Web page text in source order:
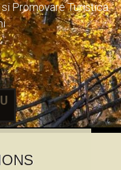
Promovare Turistica